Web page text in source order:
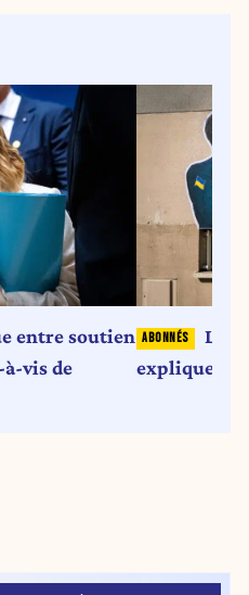
entre soutien
vis de
La
expliquerait